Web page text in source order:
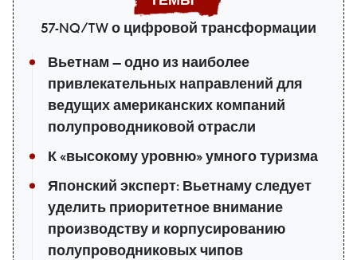
57-NQ/TW о цифровой трансформации
Вьетнам — одно из наиболее
привлекательных направлений для
ведущих американских компаний
полупроводниковой отрасли
К «высокому уровню» умного туризма
Японский эксперт: Вьетнаму следует
уделить приоритетное внимание
производству и корпусированию
полупроводниковых чипов